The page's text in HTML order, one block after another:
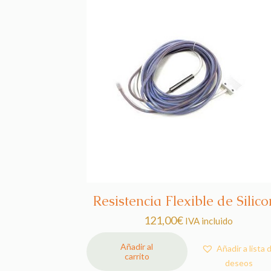
Resistencia Flexible de
121,00€ IVA incluido
Añadir al
carrito
Añadir a lista
deseos